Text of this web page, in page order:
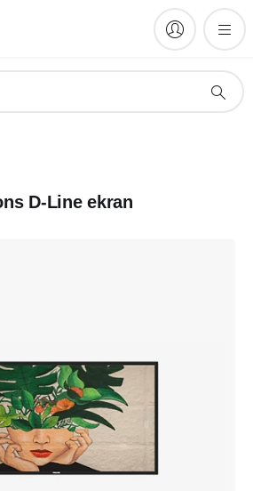
D-Line ekran